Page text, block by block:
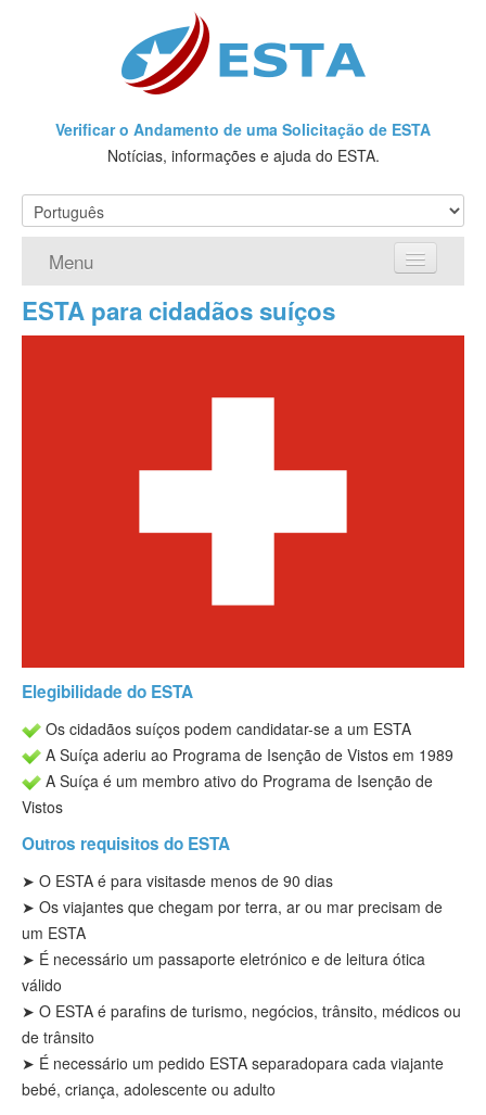
Verificar o Andamento de uma Solicitação de ESTA
Notícias, informações e ajuda do ESTA.
Menu
Página Inicial
ESTA para cidadãos suíços
Elegibilidade do ESTA
Os cidadãos suíços podem candidatar-se a um ESTA
A Suíça aderiu ao Programa de Isenção de Vistos em 1989
A Suíça é um membro ativo do Programa de Isenção de
Vistos
Outros requisitos do ESTA
➤ O ESTA é para visitasde menos de 90 dias
➤ Os viajantes que chegam por terra, ar ou mar precisam de
um ESTA
➤ É necessário um passaporte eletrónico e de leitura ótica
válido
➤ O ESTA é parafins de turismo, negócios, trânsito, médicos ou
de trânsito
➤ É necessário um pedido ESTA separadopara cada viajante
bebé, criança, adolescente ou adulto